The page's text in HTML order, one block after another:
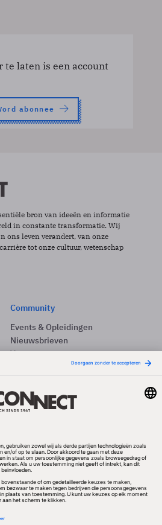
te laten is een account
abonnee
bron van ideeën en informatie
in constante transformatie. Wij
ons leven verandert, van onze
tot onze cultuur, wetenschap
Community
Events & Opleidingen
Nieuwsbrieven
Vacatures